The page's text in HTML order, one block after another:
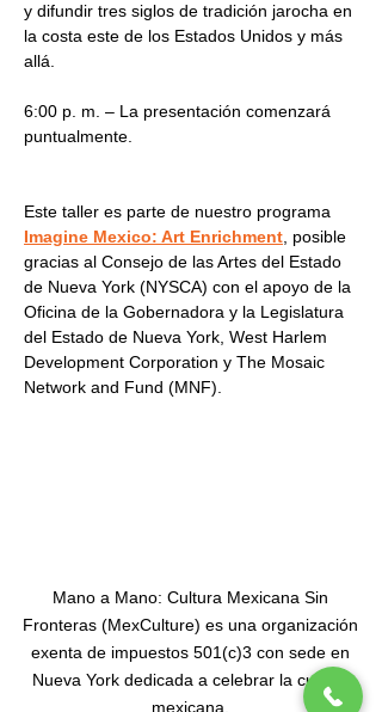
y difundir tres siglos de tradición jarocha en
la costa este de los Estados Unidos y más
allá.
6:00 p. m. – La presentación comenzará
puntualmente.
Este taller es parte de nuestro programa
Imagine Mexico: Art Enrichment , posible
gracias al Consejo de las Artes del Estado
de Nueva York (NYSCA) con el apoyo de la
Oficina de la Gobernadora y la Legislatura
del Estado de Nueva York, West Harlem
Development Corporation y The Mosaic
Network and Fund (MNF).
Mano a Mano: Cultura Mexicana Sin
Fronteras (MexCulture) es una organización
exenta de impuestos 501(c)3 con sede en
Nueva York dedicada a celebrar la cultura
mexicana.